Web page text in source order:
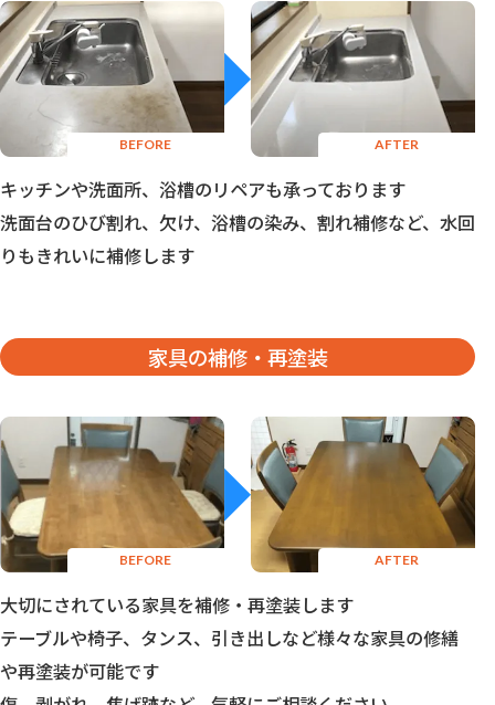
キッチンや洗面所、浴槽のリペアも承っております
洗面台のひび割れ、欠け、浴槽の染み、割れ補修など、水回
りもきれいに補修します
家具の補修・再塗装
大切にされている家具を補修・再塗装します
テーブルや椅子、タンス、引き出しなど様々な家具の修繕
や再塗装が可能です